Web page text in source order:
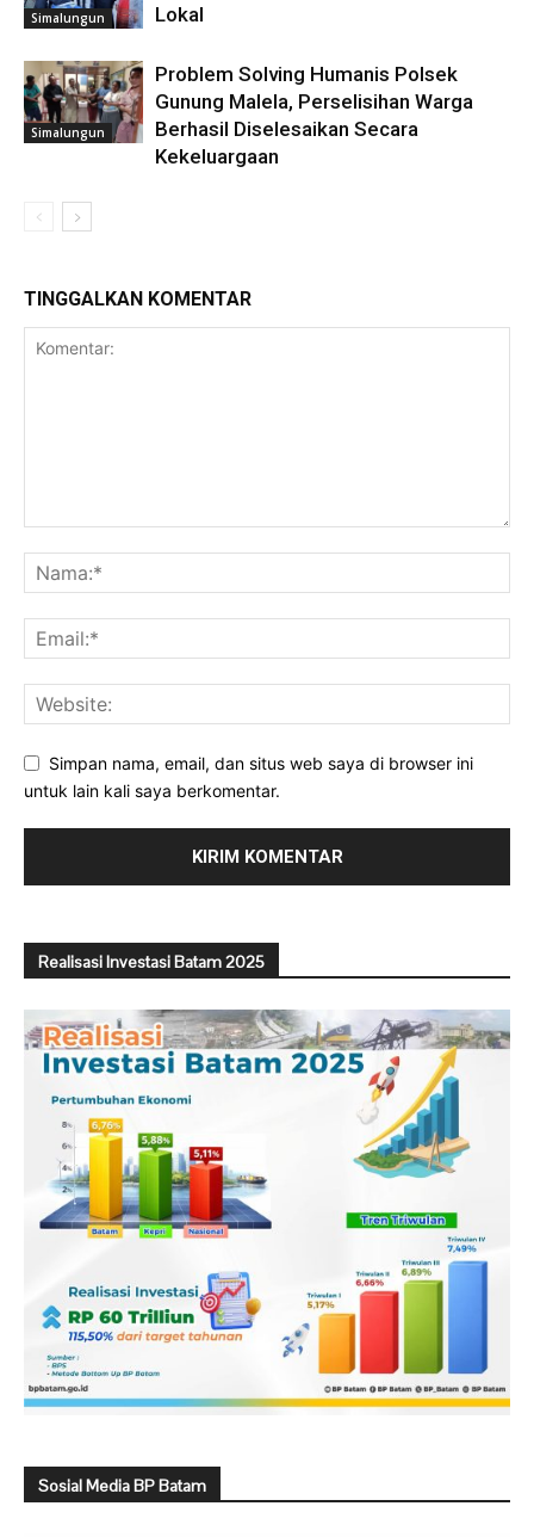
Simalungun
Lokal
Simalungun
Problem Solving Humanis Polsek
Gunung Malela, Perselisihan Warga
Berhasil Diselesaikan Secara
Kekeluargaan
TINGGALKAN KOMENTAR
Simpan nama, email, dan situs web saya di browser ini
untuk lain kali saya berkomentar.
Realisasi Investasi Batam 2025
Sosial Media BP Batam